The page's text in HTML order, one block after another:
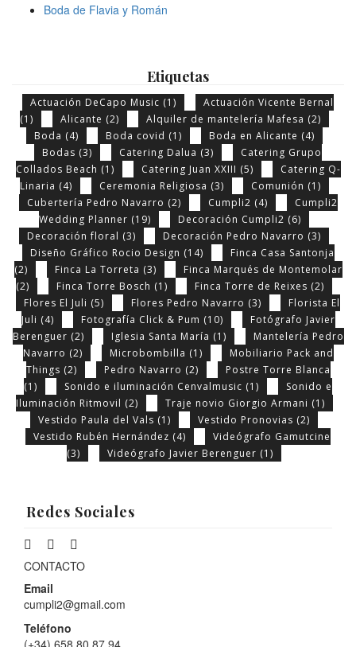
Boda de Flavia y Román
Etiquetas
Actuación DeCapo Music (1)
Actuación Vicente Bernal
(1)
Alicante (2) Alquiler de mantelería Mafesa (2)
Boda (4) Boda covid (1) Boda en Alicante (4)
Bodas (3) Catering Dalua (3)
Catering Grupo
Collados Beach (1) Catering Juan XXIII (5)
Catering Q-
Linaria (4) Ceremonia Religiosa (3) Comunión (1)
Cubertería Pedro Navarro (2) Cumpli2 (4)
Cumpli2
Wedding Planner (19) Decoración Cumpli2 (6)
Decoración floral (3) Decoración Pedro Navarro (3)
Diseño Gráfico Rocio Design (14)
Finca Casa Santonja
(2)
Finca La Torreta (3)
Finca Marqués de Montemolar
(2)
Finca Torre Bosch (1) Finca Torre de Reixes (2)
Flores El Juli (5) Flores Pedro Navarro (3)
Florista El
Juli (4) Fotografía Click & Pum (10)
Fotógrafo Javier
Berenguer (2) Iglesia Santa María (1)
Mantelería Pedro
Navarro (2) Microbombilla (1)
Mobiliario Pack and
Things (2) Pedro Navarro (2)
Postre Torre Blanca
(1)
Sonido e iluminación Cenvalmusic (1)
Sonido e
Iluminación Ritmovil (2) Traje novio Giorgio Armani (1)
Vestido Paula del Vals (1) Vestido Pronovias (2)
Vestido Rubén Hernández (4)
Videógrafo Gamutcine
(3)
Videógrafo Javier Berenguer (1)
Redes Sociales
CONTACTO
Email
cumpli2@gmail.com
Teléfono
(+34) 658 80 87 94